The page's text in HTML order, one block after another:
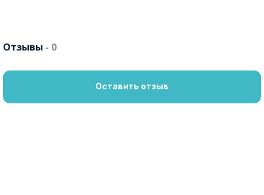
Отзывы - 0
Оставить отзыв